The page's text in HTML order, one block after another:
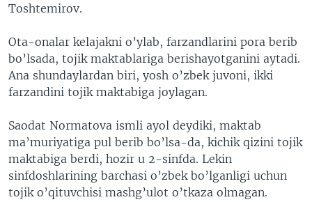
Toshtemirov.
Ota-onalar kelajakni o’ylab, farzandlarini pora berib
bo’lsada, tojik maktablariga berishayotganini aytadi.
Ana shundaylardan biri, yosh o’zbek juvoni, ikki
farzandini tojik maktabiga joylagan.
Saodat Normatova ismli ayol deydiki, maktab
ma’muriyatiga pul berib bo’lsa-da, kichik qizini tojik
maktabiga berdi, hozir u 2-sinfda. Lekin
sinfdoshlarining barchasi o’zbek bo’lganligi uchun
tojik o’qituvchisi mashg’ulot o’tkaza olmagan.